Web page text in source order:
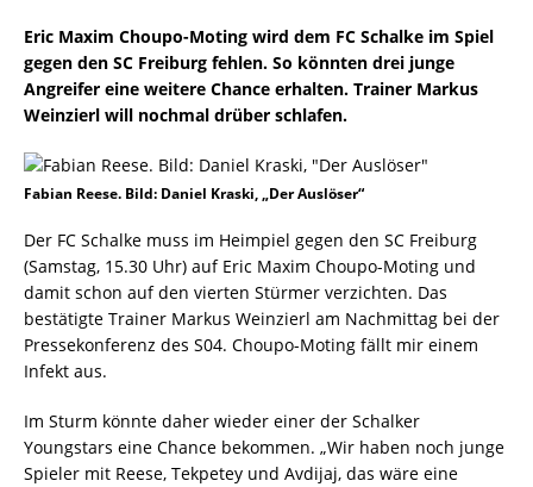
Eric Maxim Choupo-Moting wird dem FC Schalke im Spiel
gegen den SC Freiburg fehlen. So könnten drei junge
Angreifer eine weitere Chance erhalten. Trainer Markus
Weinzierl will nochmal drüber schlafen.
Fabian Reese. Bild: Daniel Kraski, „Der Auslöser“
Der FC Schalke muss im Heimpiel gegen den SC Freiburg
(Samstag, 15.30 Uhr) auf Eric Maxim Choupo-Moting und
damit schon auf den vierten Stürmer verzichten. Das
bestätigte Trainer Markus Weinzierl am Nachmittag bei der
Pressekonferenz des S04. Choupo-Moting fällt mir einem
Infekt aus.
Im Sturm könnte daher wieder einer der Schalker
Youngstars eine Chance bekommen. „Wir haben noch junge
Spieler mit Reese, Tekpetey und Avdijaj, das wäre eine